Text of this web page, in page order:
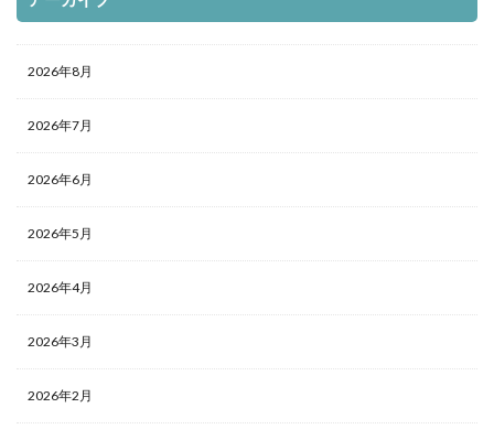
2026年8月
2026年7月
2026年6月
2026年5月
2026年4月
2026年3月
2026年2月